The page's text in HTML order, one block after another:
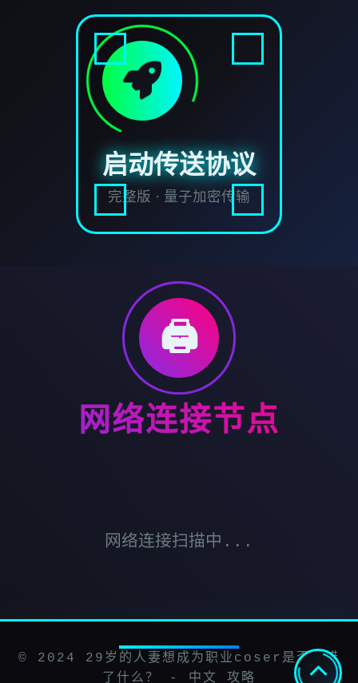
启动传送协议
完整版 · 量子加密传输
🖨️
网络连接节点
网络连接扫描中...
© 2024 29岁的人妻想成为职业coser是否搞错
了什么？ - 中文 攻略